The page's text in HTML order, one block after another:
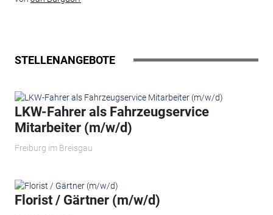
STELLENANGEBOTE
LKW-Fahrer als Fahrzeugservice
Mitarbeiter (m/w/d)
Freiburg im Breisgau
Florist / Gärtner (m/w/d)